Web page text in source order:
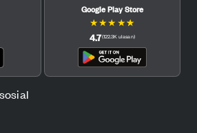
Google Play Store
★★★ ★★
4.7(122.3K ulasan)